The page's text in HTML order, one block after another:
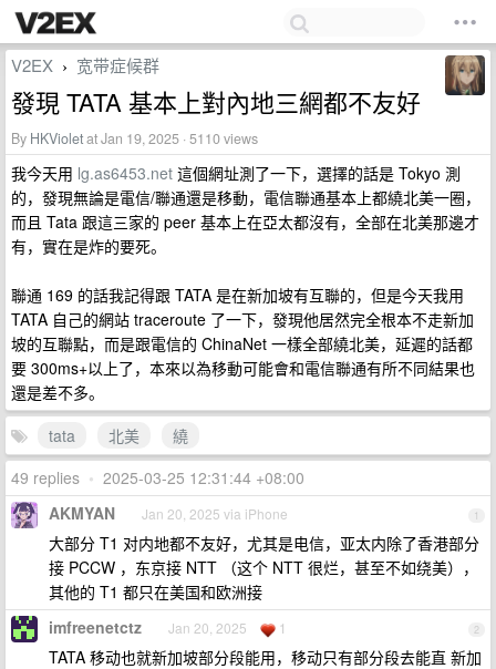
V2EX › 宽带症候群
發現 TATA 基本上對內地三網都不友好
By HKVioletat Jan 19, 2025 · 5110 views
我今天用 lg.as6453.net 這個網址測了一下，選擇的話是 Tokyo 測
的，發現無論是電信/聯通還是移動，電信聯通基本上都繞北美一圈，
而且 Tata 跟這三家的 peer 基本上在亞太都沒有，全部在北美那邊才
有，實在是炸的要死。
聯通 169 的話我記得跟 TATA 是在新加坡有互聯的，但是今天我用
TATA 自己的網站 traceroute 了一下，發現他居然完全根本不走新加
坡的互聯點，而是跟電信的 ChinaNet 一樣全部繞北美，延遲的話都
要 300ms+以上了，本來以為移動可能會和電信聯通有所不同結果也
還是差不多。
tata
北美
繞
49 replies • 2025-03-25 12:31:44 +08:00
1
AKMYAN Jan 20, 2025 via iPhone
大部分 T1 对内地都不友好，尤其是电信，亚太内除了香港部分
接 PCCW ，东京接 NTT （这个 NTT 很烂，甚至不如绕美），
其他的 T1 都只在美国和欧洲接
2
imfreenetctz Jan 20, 2025 1
TATA 移动也就新加坡部分段能用，移动只有部分段去能直 新加